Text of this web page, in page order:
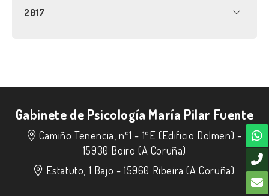
2017
Gabinete de Psicología María Pilar Fuente
Camiño Tenencia, nº1 - 1ºE (Edificio Dolmen) -
15930 Boiro (A Coruña)
Estatuto, 1 Bajo -15960 Ribeira (A Coruña)